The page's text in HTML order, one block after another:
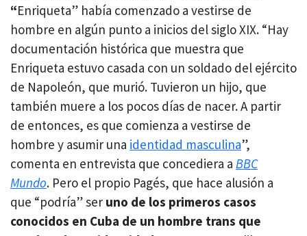
“Enriqueta” había comenzado a vestirse de
hombre en algún punto a inicios del siglo XIX. “Hay
documentación histórica que muestra que
Enriqueta estuvo casada con un soldado del ejército
de Napoleón, que murió. Tuvieron un hijo, que
también muere a los pocos días de nacer. A partir
de entonces, es que comienza a vestirse de
hombre y asumir una identidad masculina”,
comenta en entrevista que concediera a BBC
Mundo. Pero el propio Pagés, que hace alusión a
que “podría” ser uno de los primeros casos
conocidos en Cuba de un hombre trans que